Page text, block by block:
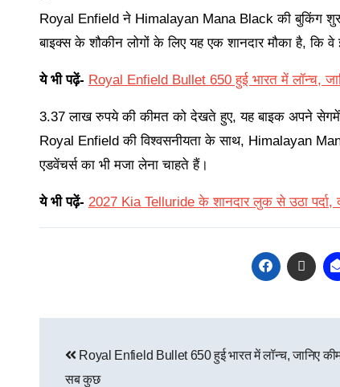
Royal Enfield ने Himalayan Mana Black की बुकिंग शुरू
बाइक्स के शौकीन लोगों के लिए यह एक शानदार मौका है,
ये भी पढ़ें- Royal Enfield Bullet 650 हुई भारत में लॉन्च,
3.37 लाख रुपये की कीमत को देखते हुए, यह बाइक अपने
Royal Enfield की विश्वसनीयता के साथ, Himalayan
एडवेंचर्स का भी मजा लेना चाहते हैं।
ये भी पढ़ें- 2027 Kia Telluride के शानदार लुक से उठा पर्दा,
Royal Enfield Bullet 650 हुई भारत में लॉन्च, जानिए
सब कुछ